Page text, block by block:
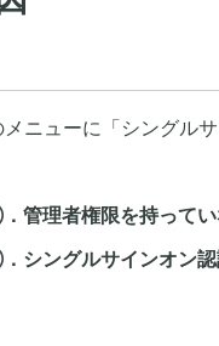
ニューに「シングル
管理者権限を持って
シングルサインオン